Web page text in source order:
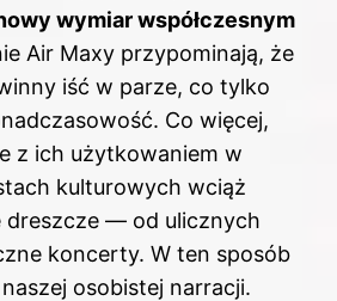
wymiar współczesnym
Air Maxy przypominają, że
iść w parze, co tylko
Co więcej,
z ich użytkowaniem w
kulturowych wciąż
dreszcze — od ulicznych
koncerty. W ten sposób
osobistej narracji.